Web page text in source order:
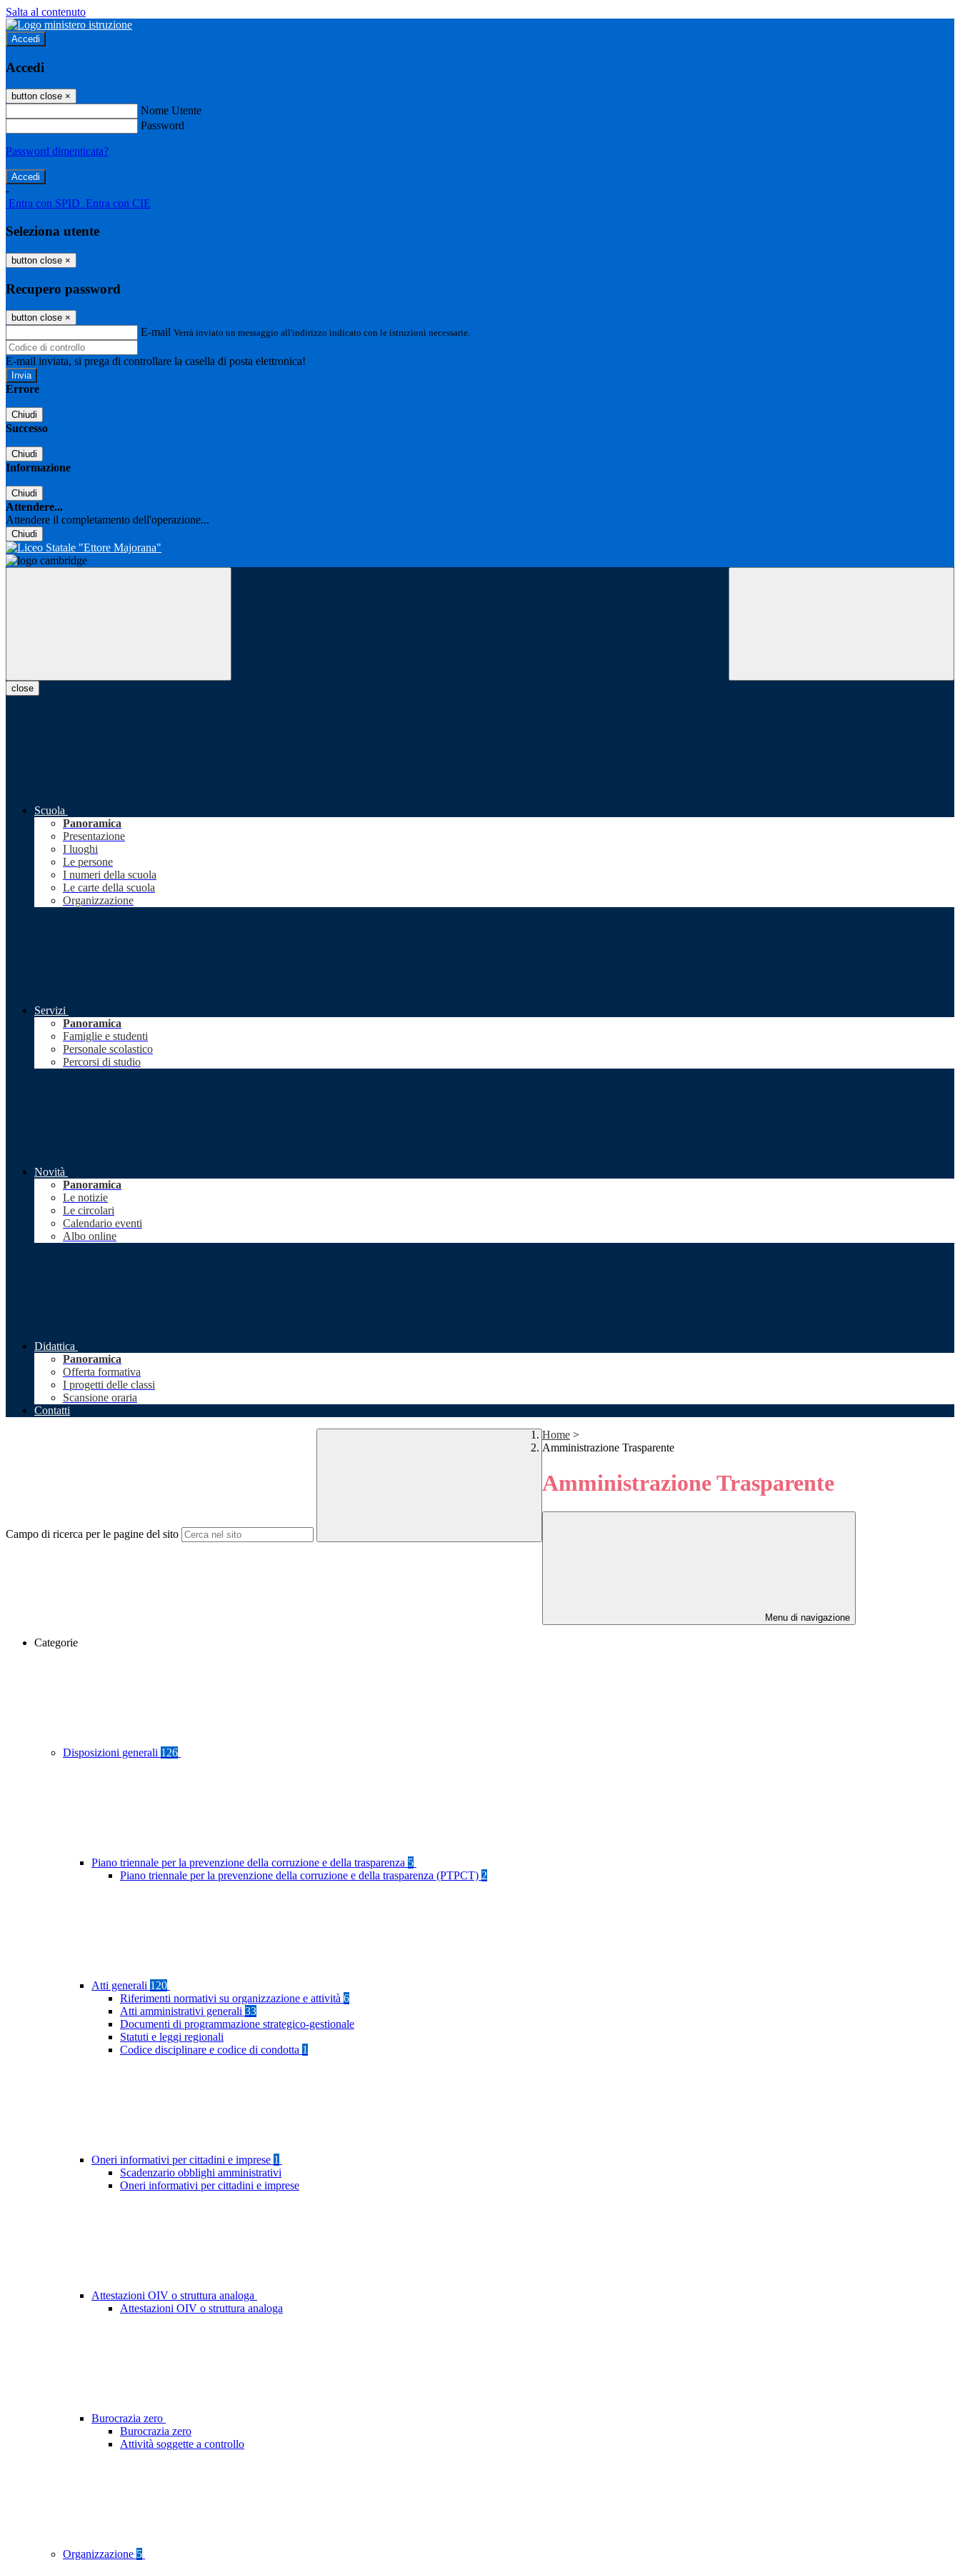
Salta al contenuto
Accedi
Accedi
button close ×
Nome Utente
Password
Password dimenticata?
-
Entra con SPID Entra con CIE
Seleziona utente
button close ×
Recupero password
button close ×
E-mail Verrà inviato un messaggio all'indirizzo indicato con le istruzioni necessarie.
E-mail inviata, si prega di controllare la casella di posta elettronica!
Errore
Chiudi
Successo
Chiudi
Informazione
Chiudi
Attendere...
Attendere il completamento dell'operazione...
Chiudi
close
Scuola
Panoramica
Presentazione
I luoghi
Le persone
I numeri della scuola
Le carte della scuola
Organizzazione
Servizi
Panoramica
Famiglie e studenti
Personale scolastico
Percorsi di studio
Novità
Panoramica
Le notizie
Le circolari
Calendario eventi
Albo online
Didattica
Panoramica
Offerta formativa
I progetti delle classi
Scansione oraria
Contatti
Campo di ricerca per le pagine del sito
Home >
Amministrazione Trasparente
Amministrazione Trasparente
Menu di navigazione
Categorie
Disposizioni generali 126
Piano triennale per la prevenzione della corruzione e della trasparenza 5
Piano triennale per la prevenzione della corruzione e della trasparenza (PTPCT) 2
Atti generali 120
Riferimenti normativi su organizzazione e attività 6
Atti amministrativi generali 33
Documenti di programmazione strategico-gestionale
Statuti e leggi regionali
Codice disciplinare e codice di condotta 1
Oneri informativi per cittadini e imprese 1
Scadenzario obblighi amministrativi
Oneri informativi per cittadini e imprese
Attestazioni OIV o struttura analoga
Attestazioni OIV o struttura analoga
Burocrazia zero
Burocrazia zero
Attività soggette a controllo
Organizzazione 5